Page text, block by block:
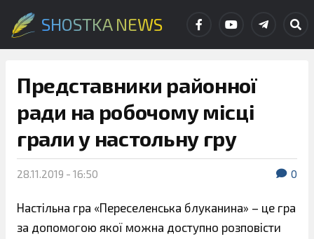
SHOSTKA NEWS
Представники районної
ради на робочому місці
грали у настольну гру
28.11.2019 - 16:50 0
Настільна гра «Переселенська блуканина» – це гра
за допомогою якої можна доступно розповісти